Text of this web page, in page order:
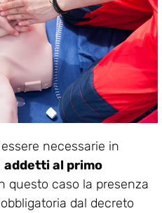
necessarie in
addetti al primo
questo caso la presenza
dal decreto